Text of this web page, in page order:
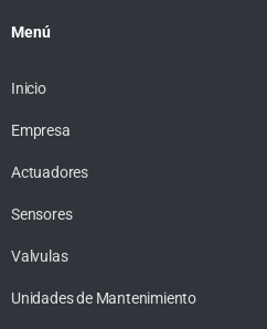
Menú
Inicio
Empresa
Actuadores
Sensores
Valvulas
Unidades de Mantenimiento